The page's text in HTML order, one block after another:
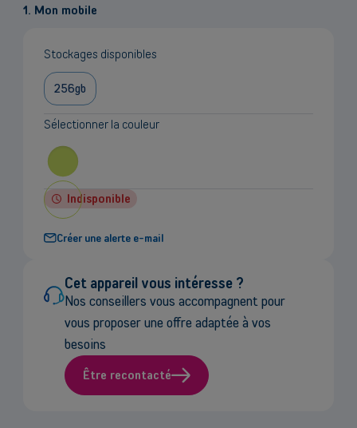
1. Mon mobile
Stockages disponibles
256gb
Sélectionner la couleur
Indisponible
Créer une alerte e-mail
Cet appareil vous intéresse ?
Nos conseillers vous accompagnent pour
vous proposer une offre adaptée à vos
besoins
Être recontacté